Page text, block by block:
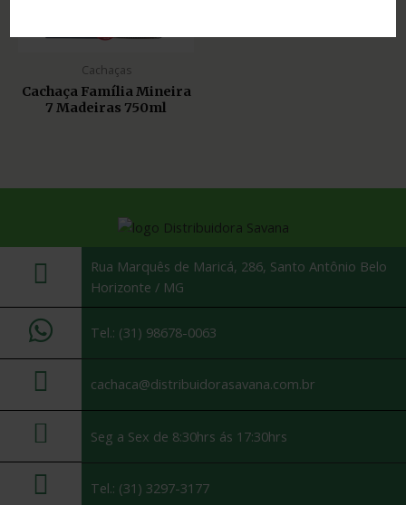
Cachaças
Cachaça Família Mineira
7 Madeiras 750ml
Rua Marquês de Maricá, 286, Santo Antônio Belo
Horizonte / MG
Tel.: (31) 98678-0063
cachaca@distribuidorasavana.com.br
Seg a Sex de 8:30hrs ás 17:30hrs
Tel.: (31) 3297-3177